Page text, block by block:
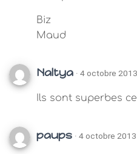
Biz
Maud
Naltya · 4 octobre
Ils sont superbes
paups · 4 octobre